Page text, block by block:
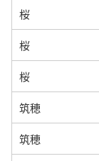
桜
桜
桜
筑穂
筑穂